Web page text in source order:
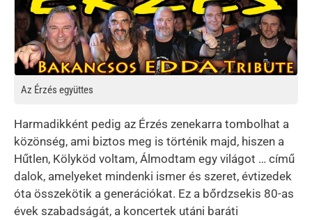
Az Érzés együttes
Harmadikként pedig az Érzés zenekarra tombolhat a
közönség, ami biztos meg is történik majd, hiszen a
Hűtlen, Kölyköd voltam, Álmodtam egy világot … című
dalok, amelyeket mindenki ismer és szeret, évtizedek
óta összekötik a generációkat. Ez a bőrdzsekis 80-as
évek szabadságát, a koncertek utáni baráti